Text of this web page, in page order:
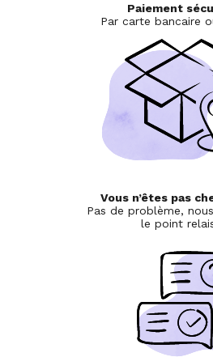
Paiement
Par carte bancaire
Vous n’êtes pas
Pas de problème,
le point